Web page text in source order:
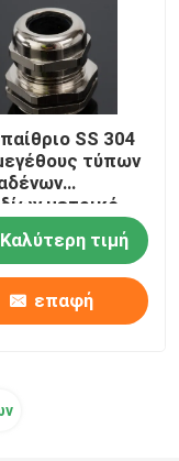
SS 304
τύπων
μετρικό
Καλύτερη τιμή
επαφή